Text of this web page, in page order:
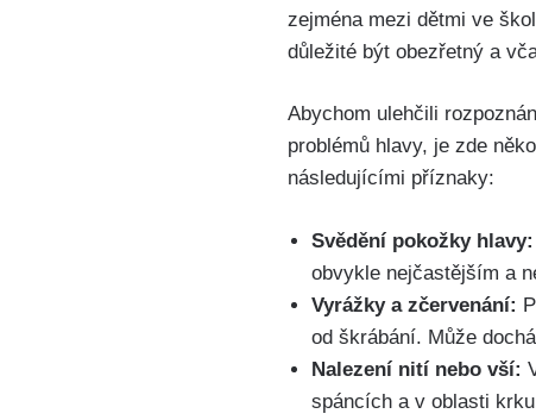
zejména mezi dětmi ve
důležité být obezřetný a
Abychom ulehčili
problémů hlavy, je zde
následujícími příznaky:
Svědění pokožky hlavy:
obvykle nejčastějším a
Vyrážky a⁤ zčervenání:
od ‌škrábání. Může⁤
Nalezení nití nebo⁣ vší:
spáncích a v oblasti